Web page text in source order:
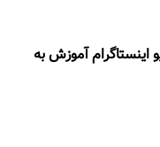
آموزش به